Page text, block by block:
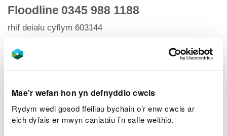
Mae'r wefan hon yn defnyddio cwcis
Rydym wedi gosod ffeiliau bychain o’r enw cwcis ar
eich dyfais er mwyn caniatáu i’n safle weithio.
Floodline 0345 988 1188
rhif deialu cyflym 603144
Hafan Rhybuddion Llifogydd
Lefelau afonydd